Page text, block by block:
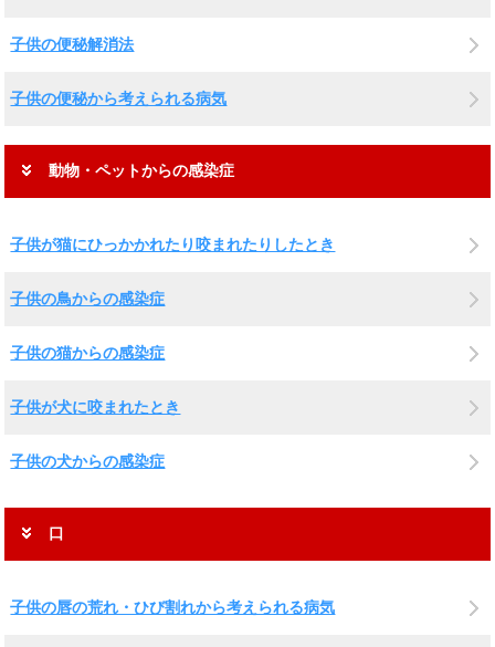
子供の便秘解消法
子供の便秘から考えられる病気
動物・ペットからの感染症
子供が猫にひっかかれたり咬まれたりしたとき
子供の鳥からの感染症
子供の猫からの感染症
子供が犬に咬まれたとき
子供の犬からの感染症
口
子供の唇の荒れ・ひび割れから考えられる病気